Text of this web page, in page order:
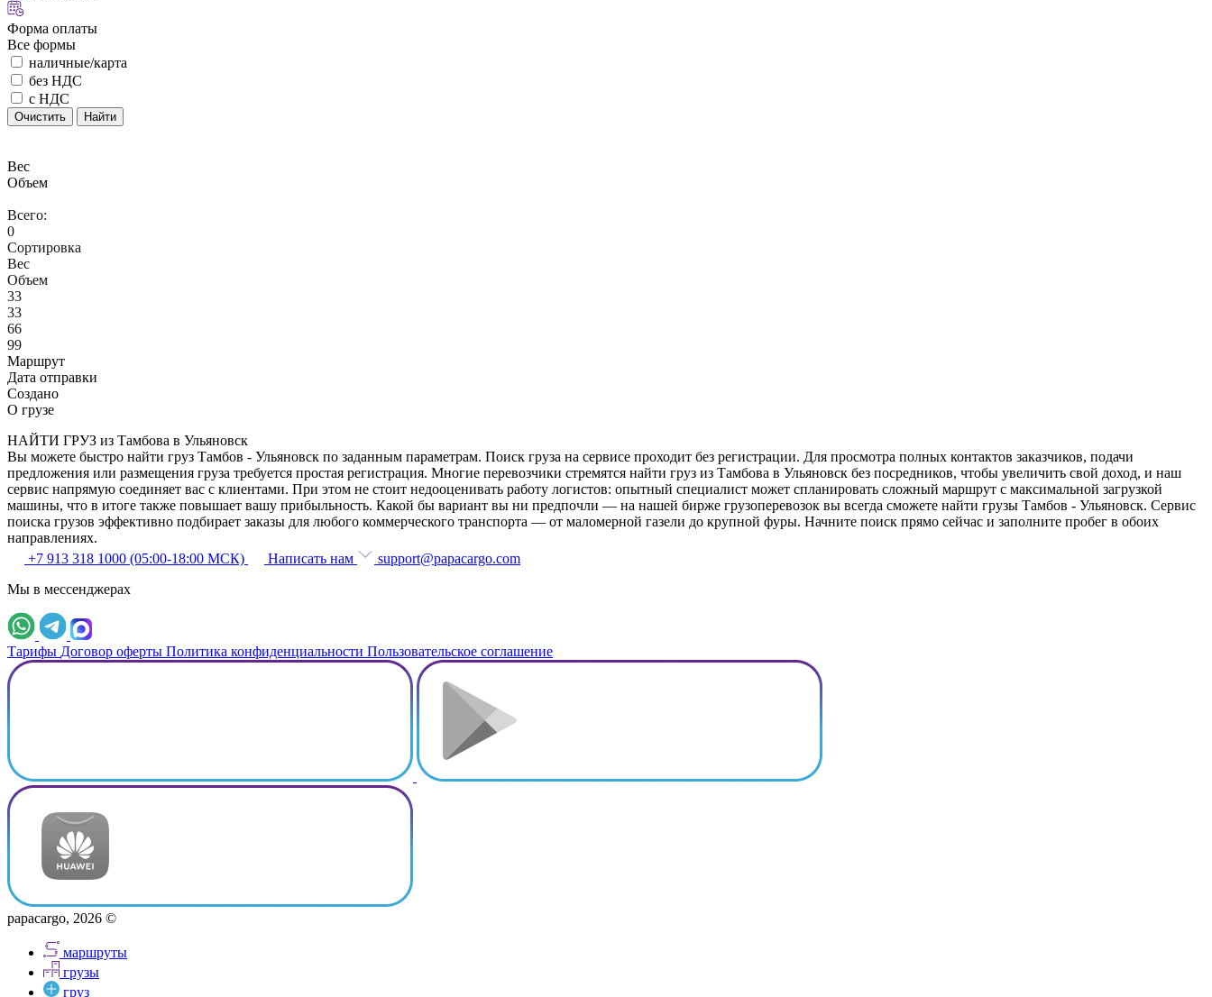
Форма оплаты
Все формы
наличные/карта
без НДС
с НДС
Очистить Найти
Вес
Объем
Всего:
0
Сортировка
Вес
Объем
33
33
66
99
Маршрут
Дата отправки
Создано
О грузе
НАЙТИ ГРУЗ из Тамбова в Ульяновск
Вы можете быстро найти груз Тамбов - Ульяновск по заданным параметрам. Поиск груза на сервисе проходит без регистрации. Для просмотра полных контактов заказчиков, подачи
предложения или размещения груза требуется простая регистрация. Многие перевозчики стремятся найти груз из Тамбова в Ульяновск без посредников, чтобы увеличить свой доход, и наш
сервис напрямую соединяет вас с клиентами. При этом не стоит недооценивать работу логистов: опытный специалист может спланировать сложный маршрут с максимальной загрузкой
машины, что в итоге также повышает вашу прибыльность. Какой бы вариант вы ни предпочли — на нашей бирже грузоперевозок вы всегда сможете найти грузы Тамбов - Ульяновск. Сервис
поиска грузов эффективно подбирает заказы для любого коммерческого транспорта — от маломерной газели до крупной фуры. Начните поиск прямо сейчас и заполните пробег в обоих
направлениях.
+7 913 318 1000 (05:00-18:00 МСК)
Написать нам
support@papacargo.com
Мы в мессенджерах
Тарифы Договор оферты Политика конфиденциальности Пользовательское соглашение
papacargo, 2026 ©
маршруты
грузы
груз